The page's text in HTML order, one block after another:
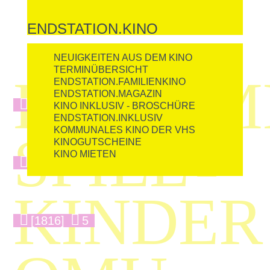
ENDSTATION.KINO
NEUIGKEITEN AUS DEM KINO
TERMINÜBERSICHT
ENDSTATION.FAMILIENKINO
ENDSTATION.MAGAZIN
KINO INKLUSIV - BROSCHÜRE
ENDSTATION.INKLUSIV
KOMMUNALES KINO DER VHS
KINOGUTSCHEINE
KINO MIETEN
[1667] 12
SPIEL
KINDER
[1816] 5